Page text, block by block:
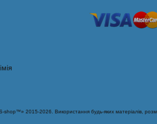
shop™» 2015-2026. Використання будь-яких матеріалів,